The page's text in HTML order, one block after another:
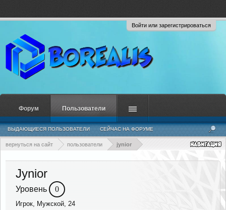
Войти или зарегистрироваться
вернуться на сайт пользователи jynior
Jynior
Уровень 0
Игрок, Мужской, 24
Форум Пользователи
ВЫДАЮЩИЕСЯ ПОЛЬЗОВАТЕЛИ СЕЙЧАС НА ФОРУМЕ
НЕДАВНЯЯ АКТИВНОСТЬ НОВЫЕ СООБЩЕНИЯ ПРОФИЛЯ